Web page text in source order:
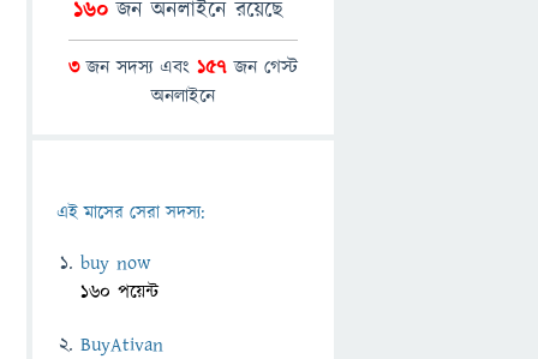
160 জন অনলাইনে রয়েছে
3জন সদস্য এবং 157 জন গেস্ট
অনলাইনে
এই মাসের সেরা সদস্য:
buy now
160 পয়েন্ট
BuyAtivan